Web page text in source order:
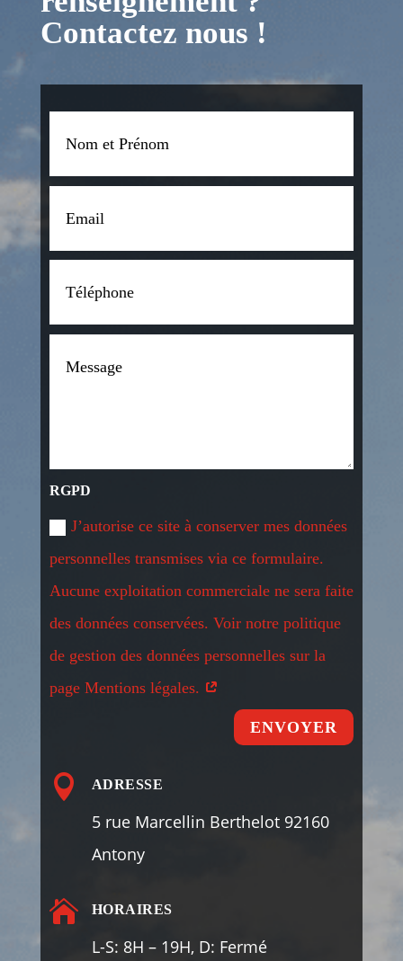
Contactez nous !
RGPD
J’autorise ce site à conserver mes données
personnelles transmises via ce formulaire.
Aucune exploitation commerciale ne sera faite
des données conservées. Voir notre politique
de gestion des données personnelles sur la
page Mentions légales.
ENVOYER
 ADRESSE
5 rue Marcellin Berthelot 92160
Antony
 HORAIRES
L-S: 8H – 19H, D: Fermé